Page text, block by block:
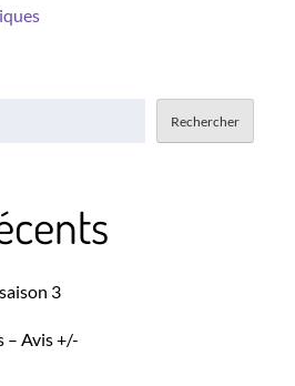
Rechercher
3
– Avis +/-